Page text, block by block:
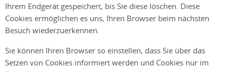
Ihrem Endgerät gespeichert, bis Sie diese löschen. Diese
Cookies ermöglichen es uns, Ihren Browser beim nächsten
Besuch wiederzuerkennen.
Sie können Ihren Browser so einstellen, dass Sie über das
Setzen von Cookies informiert werden und Cookies nur im